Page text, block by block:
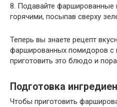
8. Подавайте
горячими, посыпав сверху
Теперь вы знаете рецепт
фаршированных помидоров с
приготовить это блюдо и
Подготовка
Чтобы приготовить